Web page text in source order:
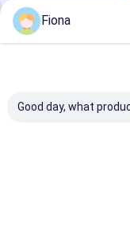
Folia
Aluminiowa
Nasze Kategorie
Fiona
Good day, what